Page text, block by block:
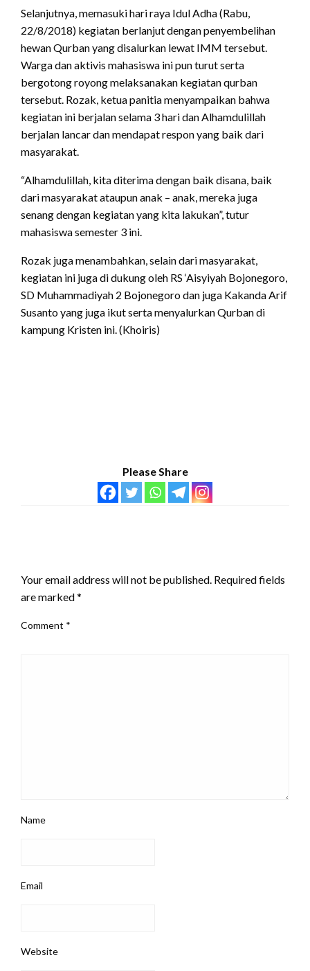
Selanjutnya, memasuki hari raya Idul Adha (Rabu,
22/8/2018) kegiatan berlanjut dengan penyembelihan
hewan Qurban yang disalurkan lewat IMM tersebut.
Warga dan aktivis mahasiswa ini pun turut serta
bergotong royong melaksanakan kegiatan qurban
tersebut. Rozak, ketua panitia menyampaikan bahwa
kegiatan ini berjalan selama 3 hari dan Alhamdulillah
berjalan lancar dan mendapat respon yang baik dari
masyarakat.
“Alhamdulillah, kita diterima dengan baik disana, baik
dari masyarakat ataupun anak – anak, mereka juga
senang dengan kegiatan yang kita lakukan”, tutur
mahasiswa semester 3 ini.
Rozak juga menambahkan, selain dari masyarakat,
kegiatan ini juga di dukung oleh RS ‘Aisyiyah Bojonegoro,
SD Muhammadiyah 2 Bojonegoro dan juga Kakanda Arif
Susanto yang juga ikut serta menyalurkan Qurban di
kampung Kristen ini. (Khoiris)
Please Share
Your email address will not be published. Required fields
are marked*
Comment *
Name
Email
Website